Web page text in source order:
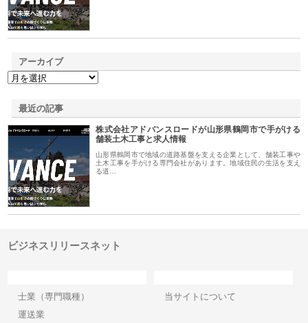
アーカイブ
最近の記事
株式会社アドバンスロードが山形県鶴岡市で手がける
舗装土木工事と求人情報
山形県鶴岡市で地域の道路基盤を支える企業として、舗装工事や
土木工事を手がける専門会社があります。地域住民の生活を支え
る道…
ビジネスリリースネット
士業（専門職種）
運送業
当サイトについて